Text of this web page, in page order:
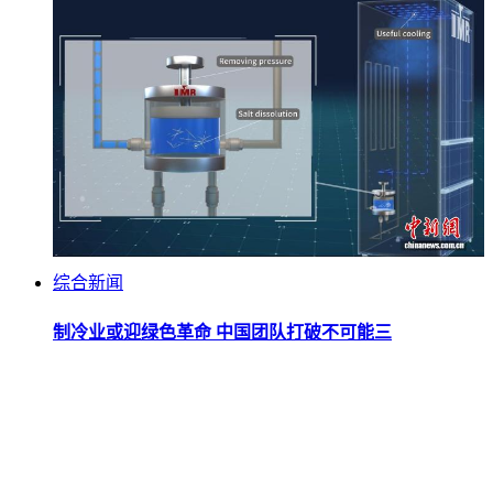
综合新闻
制冷业或迎绿色革命 中国团队打破不可能三